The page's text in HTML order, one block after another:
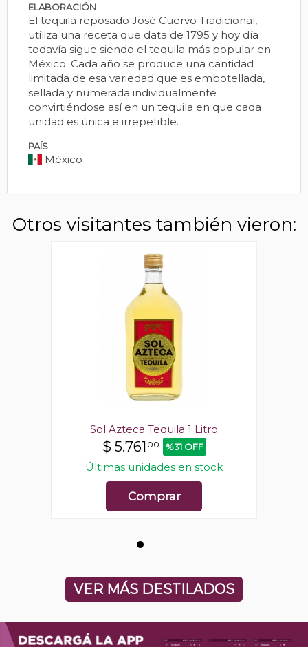
ELABORACIÓN
El tequila reposado José Cuervo Tradicional,
utiliza una receta que data de 1795 y hoy día
todavía sigue siendo el tequila más popular en
México. Cada año se produce una cantidad
limitada de esa variedad que es embotellada,
sellada y numerada individualmente
convirtiéndose así en un tequila en que cada
unidad es única e irrepetible.
PAÍS
México
Otros visitantes también vieron:
Sol Azteca Tequila 1 Litro
$ 5.761 00 %31 OFF
Últimas unidades en stock
Comprar
VER MÁS DESTILADOS